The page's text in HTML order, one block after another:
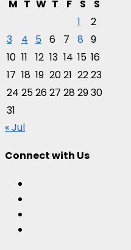
M T W T F S
S
1
2
3
4 5 6 7 8 9
10 11 12 13 14 15 16
17 18 19 2021 2223
24 252627 282930
31
« Jul
Connect with Us